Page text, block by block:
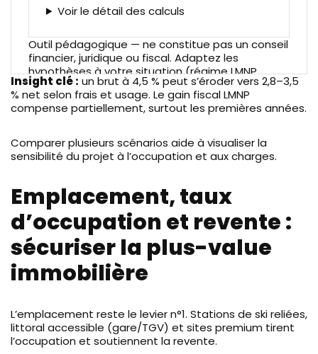
Voir le détail des calculs
Outil pédagogique — ne constitue pas un conseil
financier, juridique ou fiscal. Adaptez les
hypothèses à votre situation (régime LMNP,
amortissements, financement, fiscalité, etc.).
Insight clé : un brut à 4,5 % peut s’éroder vers 2,8–3,5
% net selon frais et usage. Le gain fiscal LMNP
compense partiellement, surtout les premières années.
Comparer plusieurs scénarios aide à visualiser la
sensibilité du projet à l’occupation et aux charges.
Emplacement, taux
d’occupation et revente :
sécuriser la plus-value
immobilière
L’emplacement reste le levier n°1. Stations de ski reliées,
littoral accessible (gare/TGV) et sites premium tirent
l’occupation et soutiennent la revente.